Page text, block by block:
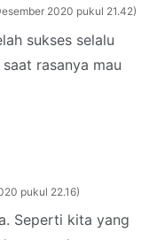
2020 pukul 21.42
sukses selalu
rasanya mau
pukul 22.16
Seperti kita yang